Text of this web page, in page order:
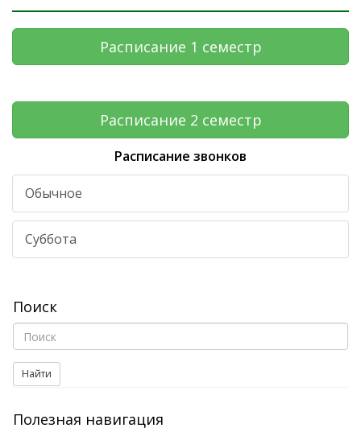
Расписание 1 семестр
Расписание 2 семестр
Расписание звонков
Обычное
Суббота
Поиск
Найти
Полезная навигация